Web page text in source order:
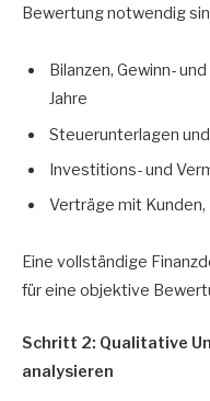
Bewertung notwendig
Bilanzen, Gewinn-
Jahre
Steuerunterlagen
Investitions- und
Verträge mit
Eine vollständige
für eine objektive
Schritt 2: Qualitative
analysieren